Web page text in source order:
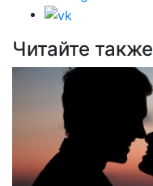
Читайте также